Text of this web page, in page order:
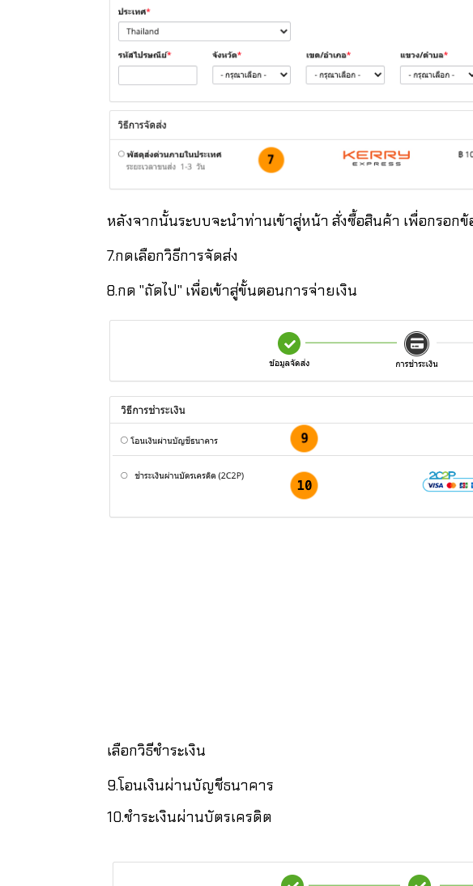
หลังจากนั้นระบบจะนำท่านเข้าสู่หน้า สั่งซื้อสินค้า เพื่อกรอก
7.กดเลือกวิธีการจัดส่ง
8.กด "ถัดไป" เพื่อเข้าสู่ขั้นตอนการจ่ายเงิน
เลือกวิธีชำระเงิน
9.โอนเงินผ่านบัญชีธนาคาร
10.ชำระเงินผ่านบัตรเครดิต